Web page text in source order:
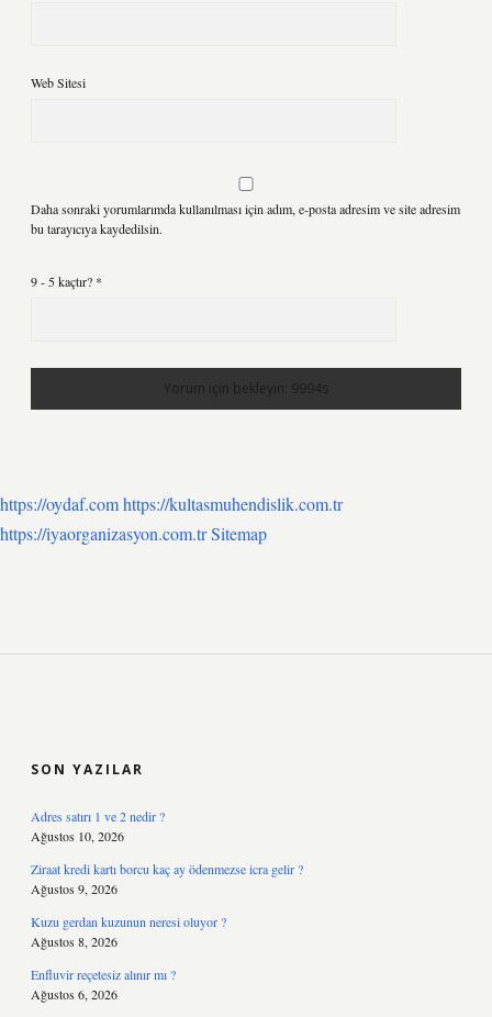
Web Sitesi
Daha sonraki yorumlarımda kullanılması için adım, e-posta adresim ve site adresim
bu tarayıcıya kaydedilsin.
9 - 5 kaçtır? *
https://oydaf.comhttps://kultasmuhendislik.com.tr
https://iyaorganizasyon.com.trSitemap
SON YAZILAR
Adres satırı 1 ve 2 nedir ?
Ağustos 10, 2026
Ziraat kredi kartı borcu kaç ay ödenmezse icra gelir ?
Ağustos 9, 2026
Kuzu gerdan kuzunun neresi oluyor ?
Ağustos 8, 2026
Enfluvir reçetesiz alınır mı ?
Ağustos 6, 2026